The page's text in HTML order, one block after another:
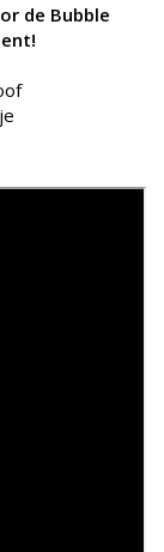
de Bubble